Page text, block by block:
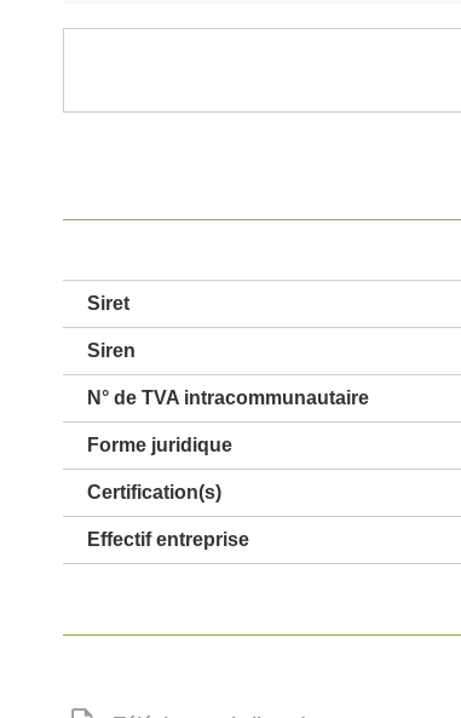
Siret
Siren
N° de TVA intracommunautaire
Forme juridique
Certification(s)
Effectif entreprise